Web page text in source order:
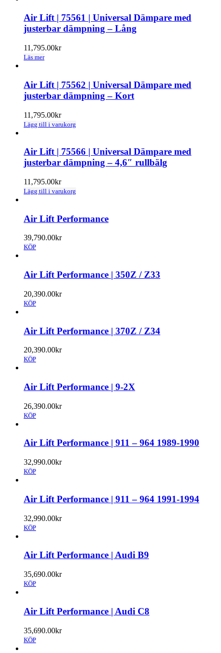
Air Lift | 75561 | Universal Dämpare med
justerbar dämpning – Lång
11,795.00kr
Läs mer
Air Lift | 75562 | Universal Dämpare med
justerbar dämpning – Kort
11,795.00kr
Lägg till i varukorg
Air Lift | 75566 | Universal Dämpare med
justerbar dämpning – 4,6″ rullbälg
11,795.00kr
Lägg till i varukorg
Air Lift Performance
39,790.00kr
KÖP
Air Lift Performance | 350Z / Z33
20,390.00kr
KÖP
Air Lift Performance | 370Z / Z34
20,390.00kr
KÖP
Air Lift Performance | 9-2X
26,390.00kr
KÖP
Air Lift Performance | 911 – 964 1989-1990
32,990.00kr
KÖP
Air Lift Performance | 911 – 964 1991-1994
32,990.00kr
KÖP
Air Lift Performance | Audi B9
35,690.00kr
KÖP
Air Lift Performance | Audi C8
35,690.00kr
KÖP